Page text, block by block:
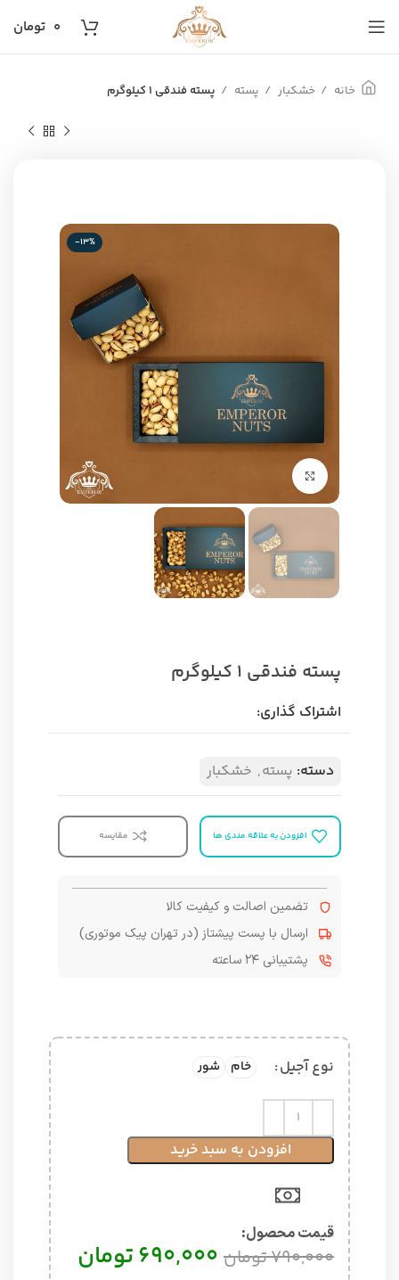
۰ تومان
خانه خشکبار پسته پسته فندقی 1 کیلوگرم
-13%
پسته فندقی 1 کیلوگرم
اشتراک گذاری:
دسته: پسته, خشکبار
افزودن به علاقه مندی ها مقایسه
تضمین اصالت و کیفیت کالا
ارسال با پست پیشتاز (در تهران پیک موتوری)
پشتیبانی ۲۴ ساعته
نوع آجیل خام شور
افزودن به سبد خرید
قیمت محصول:​
۷۹۰,۰۰۰تومان ۶۹۰,۰۰۰ تومان